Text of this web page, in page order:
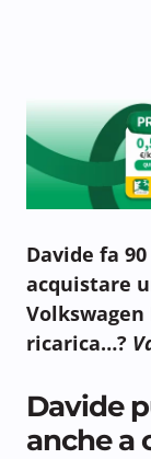
Davide fa
acquistare
Volkswagen
ricarica…?
Davide
anche a